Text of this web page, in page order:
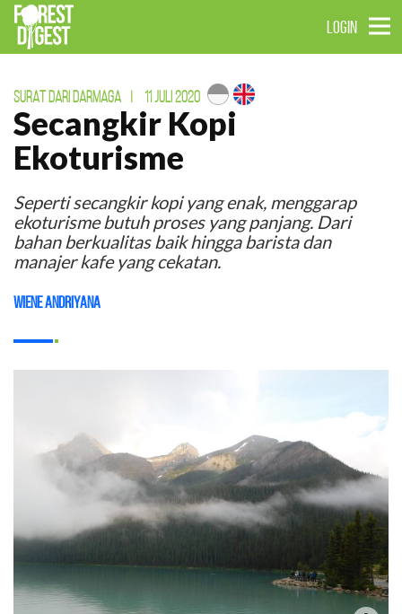
LOGIN
SURAT DARI DARMAGA 11 JULI 2020
Secangkir Kopi
Ekoturisme
Seperti secangkir kopi yang enak, menggarap
ekoturisme butuh proses yang panjang. Dari
bahan berkualitas baik hingga barista dan
manajer kafe yang cekatan.
Wiene Andriyana